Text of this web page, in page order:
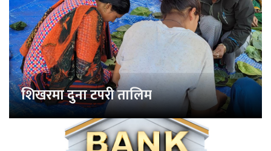
शिखरमा दुना टपरी तालिम